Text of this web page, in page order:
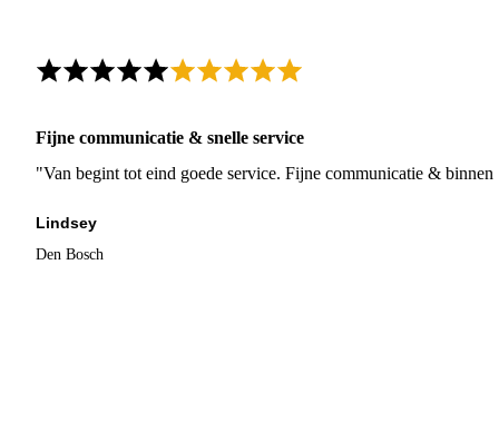
Fijne communicatie & snelle service
"Van begint tot eind goede service. Fijne communicatie &
Lindsey
Den Bosch